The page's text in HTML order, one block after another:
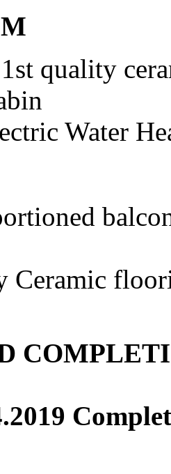
quality
Water
Ceramic